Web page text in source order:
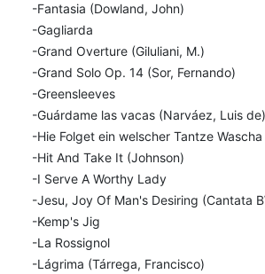
-Fantasia (Dowland, John)
-Gagliarda
-Grand Overture (Giluliani, M.)
-Grand Solo Op. 14 (Sor, Fernando)
-Greensleeves
-Guárdame las vacas (Narváez, Luis de)
-Hie Folget ein welscher Tantze
-Hit And Take It (Johnson)
-I Serve A Worthy Lady
-Jesu, Joy Of Man's Desiring (Cantata
-Kemp's Jig
-La Rossignol
-Lágrima (Tárrega, Francisco)